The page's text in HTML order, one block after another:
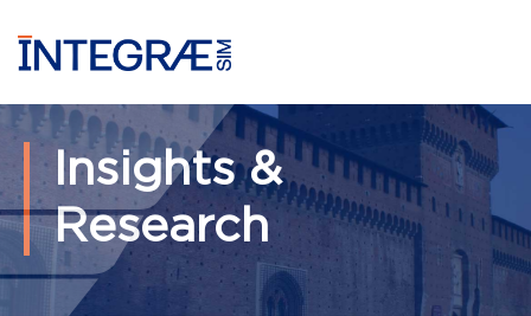
Insights &
Research